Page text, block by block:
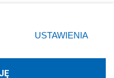
prywatności
strony
zgody
się takiemu
USTAWIENIA